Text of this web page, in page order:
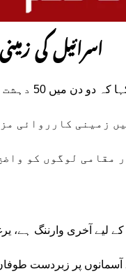
اسرائیل کی
نیتن یاہو نے
زمینی کارروائی
مقامی لوگوں کو
لیے آخری وارننگ ہے،
پر زبردست